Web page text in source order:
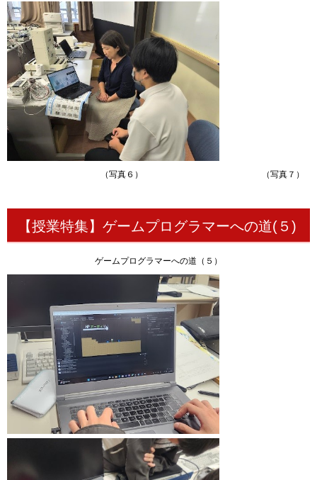
（写真６） （写真７）
【授業特集】ゲームプログラマーへの道(５)
ゲームプログラマーへの道（５）